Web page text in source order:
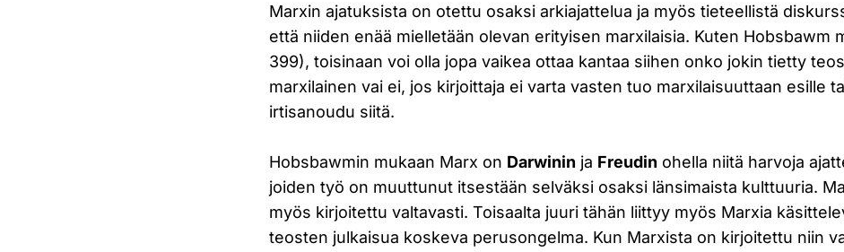
Marxin ajatuksista on otettu osaksi arkiajattelua ja myös tieteellistä
että niiden enää mielletään olevan erityisen marxilaisia. Kuten Hobsbawm
399), toisinaan voi olla jopa vaikea ottaa kantaa siihen onko jokin tietty teos
marxilainen vai ei, jos kirjoittaja ei varta vasten tuo marxilaisuuttaan esille
irtisanoudu siitä.
Hobsbawmin mukaan Marx on Darwinin ja Freudin ohella niitä harvoja
joiden työ on muuttunut itsestään selväksi osaksi länsimaista kulttuuria.
myös kirjoitettu valtavasti. Toisaalta juuri tähän liittyy myös Marxia
teosten julkaisua koskeva perusongelma. Kun Marxista on kirjoitettu niin